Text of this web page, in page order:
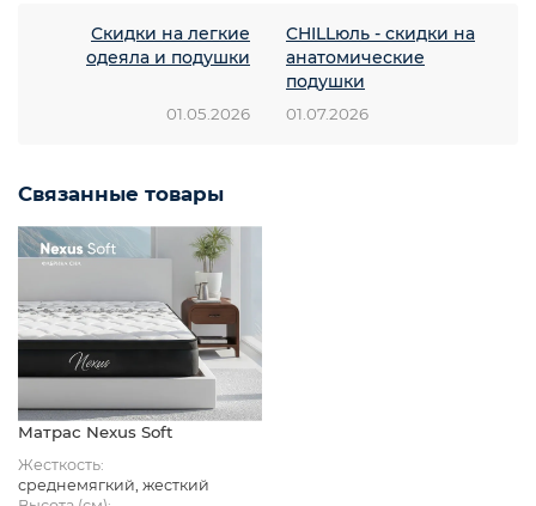
Скидки на легкие
одеяла и подушки
01.05.2026
CHILLюль - скидки на
анатомические
подушки
01.07.2026
Связанные товары
Матрас Nexus Soft
Жесткость:
среднемягкий, жесткий